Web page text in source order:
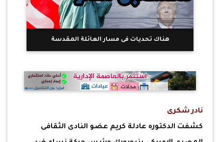
هناك تحديات فى مسار العائلة المقدسة
نادر شكرى
كشفت الدكتوره عادلة كريم عضو النادى الثقافى